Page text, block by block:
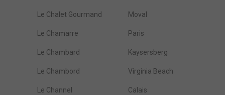
Le Chalet Gourmand Moval
Le Chamarre Paris
Le Chambard Kaysersberg
Le Chambord Virginia Beach
Le Channel Calais